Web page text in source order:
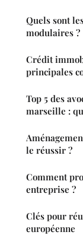
Quels sont
modulaires ?
Crédit
principales
Top 5 des
marseille :
le réussir ?
Comment
entreprise ?
Clés pour
européenne